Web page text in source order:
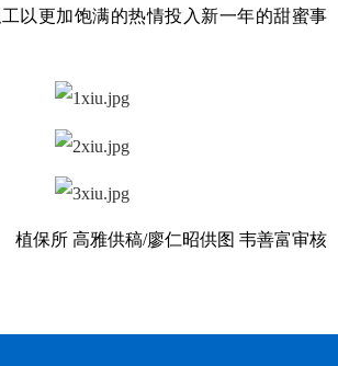
以更加饱满的热情投入新一年的甜蜜事
植保所 高雅供稿/廖仁昭供图 韦善富审核